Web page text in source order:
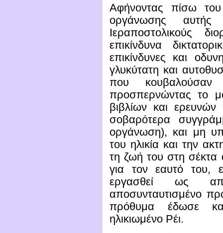
Αφήνοντας πίσω
οργάνωσης
Ιεραποστολικούς
επικίνδυνα
επικίνδυνες και
γλυκύτατη και
που
προσπερνώντας το
βιβλίων και
σοβαρότερα
οργάνωση), και μη
του ηλικία και την
τη ζωή του στη σέκτα
για τον εαυτό του,
εργασθεί ως
αποσυνταυτισμένο
πρόθυμα έδωσε
ηλικιωμένο Ρέι.